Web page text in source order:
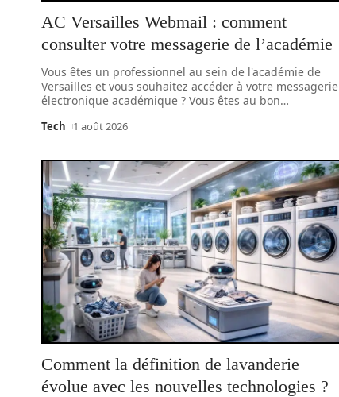
AC Versailles Webmail : comment
consulter votre messagerie de l’académie
Vous êtes un professionnel au sein de l'académie de
Versailles et vous souhaitez accéder à votre messagerie
électronique académique ? Vous êtes au bon…
Tech 1 août 2026
Comment la définition de lavanderie
évolue avec les nouvelles technologies ?